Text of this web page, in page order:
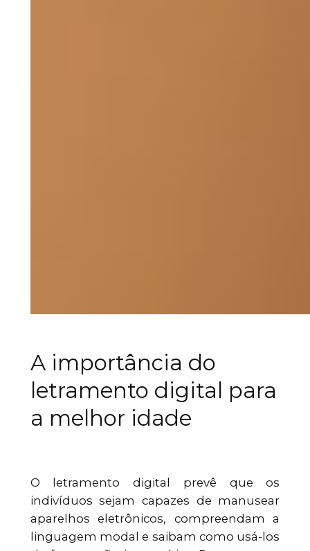
A importância do
letramento digital para
a melhor idade
O letramento digital prevê que os
indivíduos sejam capazes de manusear
aparelhos eletrônicos, compreendam a
linguagem modal e saibam como usá-los